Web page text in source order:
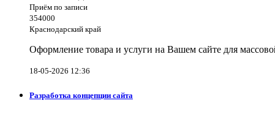
Приём по записи
354000
Краснодарский край
Оформление товара и услуги на Вашем сайте для
18-05-2026 12:36
Разработка концепции сайта